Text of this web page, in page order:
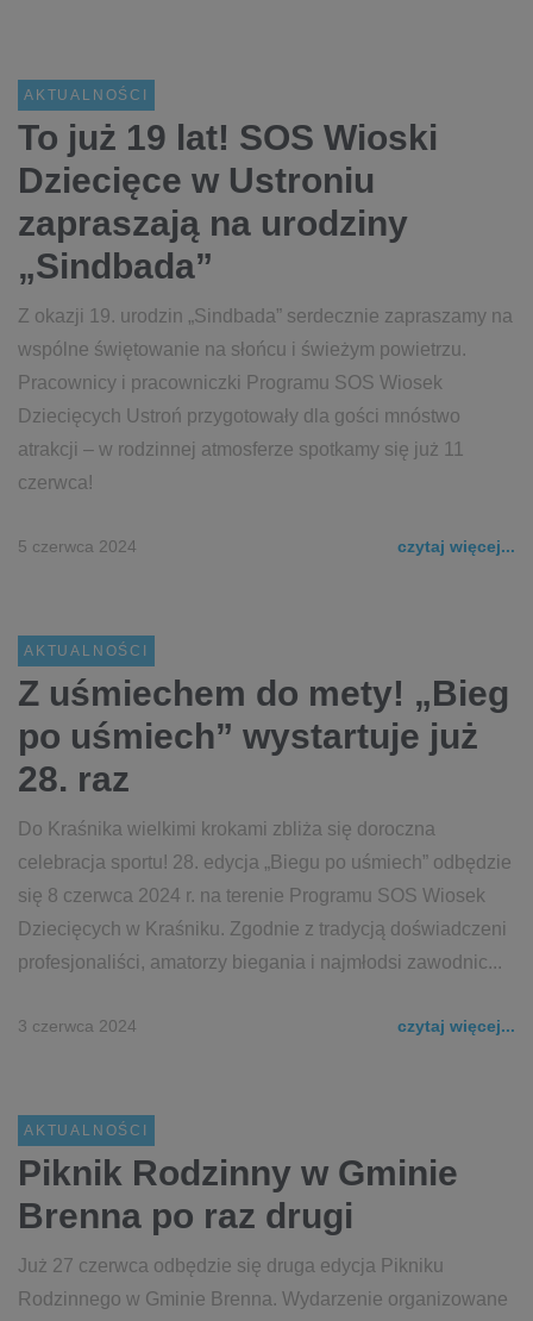
AKTUALNOŚCI
To już 19 lat! SOS Wioski
Dziecięce w Ustroniu
zapraszają na urodziny
„Sindbada”
Z okazji 19. urodzin „Sindbada” serdecznie zapraszamy na
wspólne świętowanie na słońcu i świeżym powietrzu.
Pracownicy i pracowniczki Programu SOS Wiosek
Dziecięcych Ustroń przygotowały dla gości mnóstwo
atrakcji – w rodzinnej atmosferze spotkamy się już 11
czerwca!
5 czerwca 2024 czytaj więcej...
AKTUALNOŚCI
Z uśmiechem do mety! „Bieg
po uśmiech” wystartuje już
28. raz
Do Kraśnika wielkimi krokami zbliża się doroczna
celebracja sportu! 28. edycja „Biegu po uśmiech” odbędzie
się 8 czerwca 2024 r. na terenie Programu SOS Wiosek
Dziecięcych w Kraśniku. Zgodnie z tradycją doświadczeni
profesjonaliści, amatorzy biegania i najmłodsi zawodnic...
3 czerwca 2024 czytaj więcej...
AKTUALNOŚCI
Piknik Rodzinny w Gminie
Brenna po raz drugi
Już 27 czerwca odbędzie się druga edycja Pikniku
Rodzinnego w Gminie Brenna. Wydarzenie organizowane